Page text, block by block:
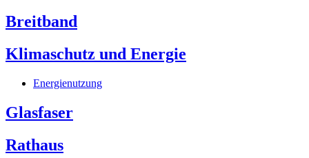
Breitband
Klimaschutz und Energie
Energienutzung
Glasfaser
Rathaus